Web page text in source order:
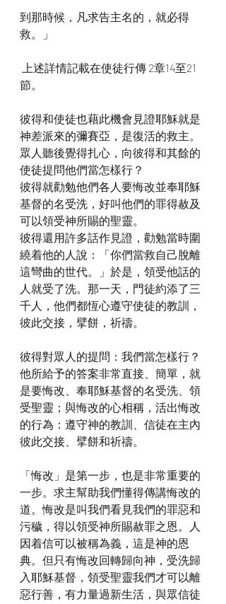
到那時候，凡求告主名的，就必得
救。」
節。
彼得和使徒也藉此機會見證耶穌就是
神差派來的彌賽亞，是復活的救主。
眾人聽後覺得扎心，向彼得和其餘的
使徒提問他們當怎樣行？
彼得就勸勉他們各人要悔改並奉耶穌
基督的名受洗，好叫他們的罪得赦及
可以領受神所賜的聖靈。
彼得還用許多話作見證，勸勉當時圍
繞着他的人說：「你們當救自己脫離
這彎曲的世代。」於是，領受他話的
人就受了洗。那一天，門徒約添了三
千人，他們都恆心遵守使徒的教訓，
彼此交接，擘餅，祈禱。
彼得對眾人的提問：我們當怎樣行？
他所給予的答案非常直接、簡單，就
是要悔改、奉耶穌基督的名受洗、領
受聖靈；與悔改的心相稱，活出悔改
的行為：遵守神的教訓、信徒在主內
彼此交接、擘餅和祈禱。
「悔改」是第一步，也是非常重要的
一步。求主幫助我們懂得傳講悔改的
道。悔改是叫我們看見我們的罪惡和
污穢，得以領受神所賜赦罪之恩。人
因着信可以被稱為義，這是神的恩
典。但只有悔改回轉歸向神，受洗歸
入耶穌基督，領受聖靈我們才可以離
惡行善，有力量過新生活，與眾信徒